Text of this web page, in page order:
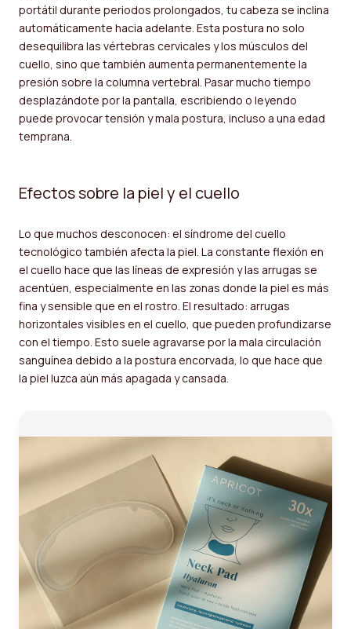
portátil durante periodos prolongados, tu cabeza se inclina
automáticamente hacia adelante. Esta postura no solo
desequilibra las vértebras cervicales y los músculos del
cuello, sino que también aumenta permanentemente la
presión sobre la columna vertebral. Pasar mucho tiempo
desplazándote por la pantalla, escribiendo o leyendo
puede provocar tensión y mala postura, incluso a una edad
temprana.
Efectos sobre la piel y el cuello
Lo que muchos desconocen: el síndrome del cuello
tecnológico también afecta la piel. La constante flexión en
el cuello hace que las líneas de expresión y las arrugas se
acentúen, especialmente en las zonas donde la piel es más
fina y sensible que en el rostro. El resultado: arrugas
horizontales visibles en el cuello, que pueden profundizarse
con el tiempo. Esto suele agravarse por la mala circulación
sanguínea debido a la postura encorvada, lo que hace que
la piel luzca aún más apagada y cansada.